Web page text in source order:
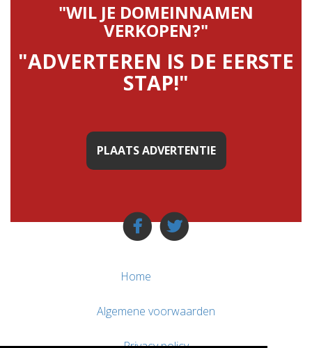
"WIL JE DOMEINNAMEN
VERKOPEN?"
"ADVERTEREN IS DE EERSTE
STAP!"
PLAATS ADVERTENTIE
Home
Algemene voorwaarden